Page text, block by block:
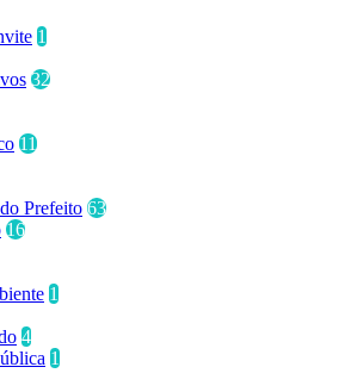
1
32
11
Prefeito 63
16
1
4
1